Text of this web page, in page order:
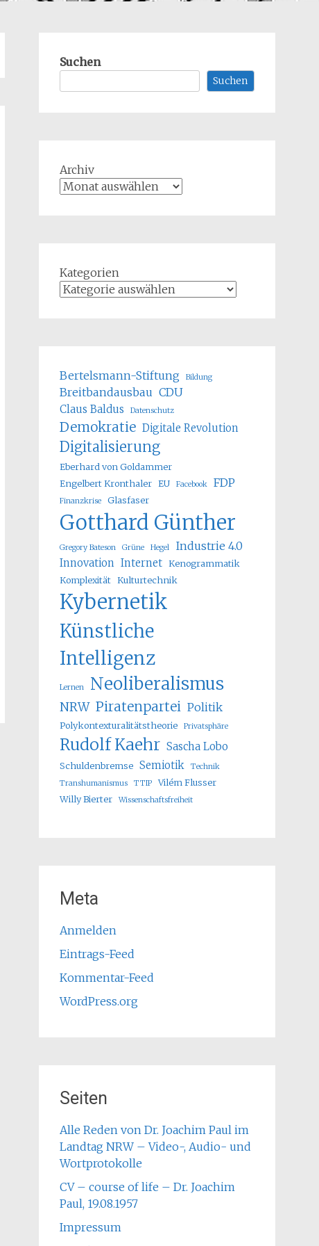
Suchen
Suchen
Archiv
Kategorien
Bertelsmann-Stiftung Bildung
Breitbandausbau CDU
Claus Baldus Datenschutz
Demokratie Digitale Revolution
Digitalisierung
Eberhard von Goldammer
Engelbert Kronthaler EU Facebook FDP
Finanzkrise Glasfaser
Gotthard Günther
Gregory Bateson Grüne Hegel Industrie 4.0
Innovation Internet Kenogrammatik
Komplexität Kulturtechnik
Kybernetik
Künstliche
Intelligenz
Lernen Neoliberalismus
NRW Piratenpartei Politik
Polykontexturalitätstheorie Privatsphäre
Rudolf Kaehr Sascha Lobo
Schuldenbremse Semiotik
Technik
Transhumanismus
TTIP
Vilém Flusser
Willy Bierter
Wissenschaftsfreiheit
Meta
Anmelden
Eintrags-Feed
Kommentar-Feed
WordPress.org
Seiten
Alle Reden von Dr. Joachim Paul im
Landtag NRW – Video-, Audio- und
Wortprotokolle
CV – course of life – Dr. Joachim
Paul, 19.08.1957
Impressum